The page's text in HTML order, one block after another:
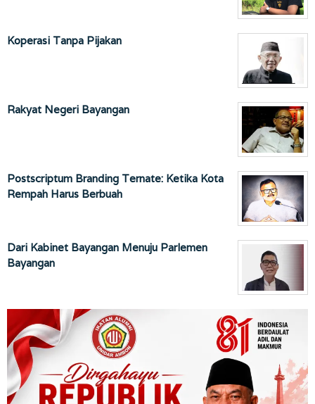
Koperasi Tanpa Pijakan
Rakyat Negeri Bayangan
Postscriptum Branding Ternate: Ketika Kota
Rempah Harus Berbuah
Dari Kabinet Bayangan Menuju Parlemen
Bayangan